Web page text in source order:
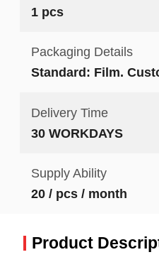
1 pcs
Packaging Details
Standard: Film.
Delivery Time
30 WORKDAYS
Supply Ability
20 / pcs / month
Product